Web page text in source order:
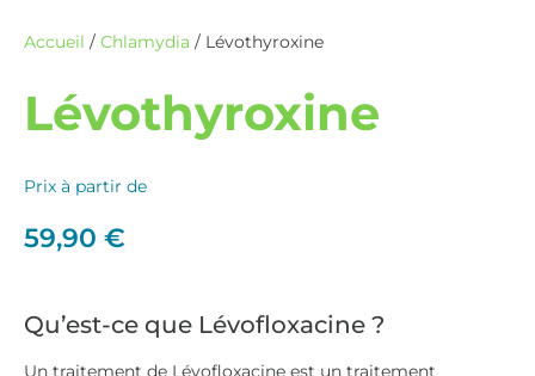
Accueil / Chlamydia / Lévothyroxine
Lévothyroxine
Prix à partir de
59,90 €
Qu’est-ce que Lévofloxacine ?
Un traitement de Lévofloxacine est un traitement